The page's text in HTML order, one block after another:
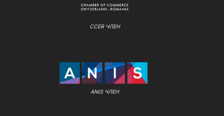
CCER ЧЛЕН
ANIS ЧЛЕН